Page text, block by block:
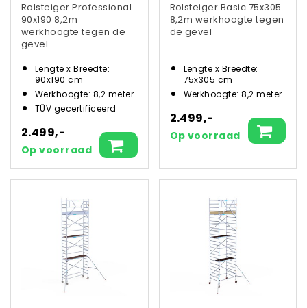
Rolsteiger Professional
90x190 8,2m
werkhoogte tegen de
gevel
Lengte x Breedte:
90x190 cm
Werkhoogte: 8,2 meter
TÜV gecertificeerd
2.499,-
Op voorraad
Rolsteiger Basic 75x305
8,2m werkhoogte tegen
de gevel
Lengte x Breedte:
75x305 cm
Werkhoogte: 8,2 meter
2.499,-
Op voorraad